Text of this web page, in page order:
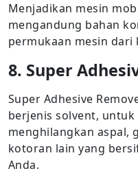
Menjadikan mesin
mengandung bahan
permukaan mesin
8. Super
Super Adhesive
berjenis solvent,
menghilangkan aspal,
kotoran lain yang
Anda.